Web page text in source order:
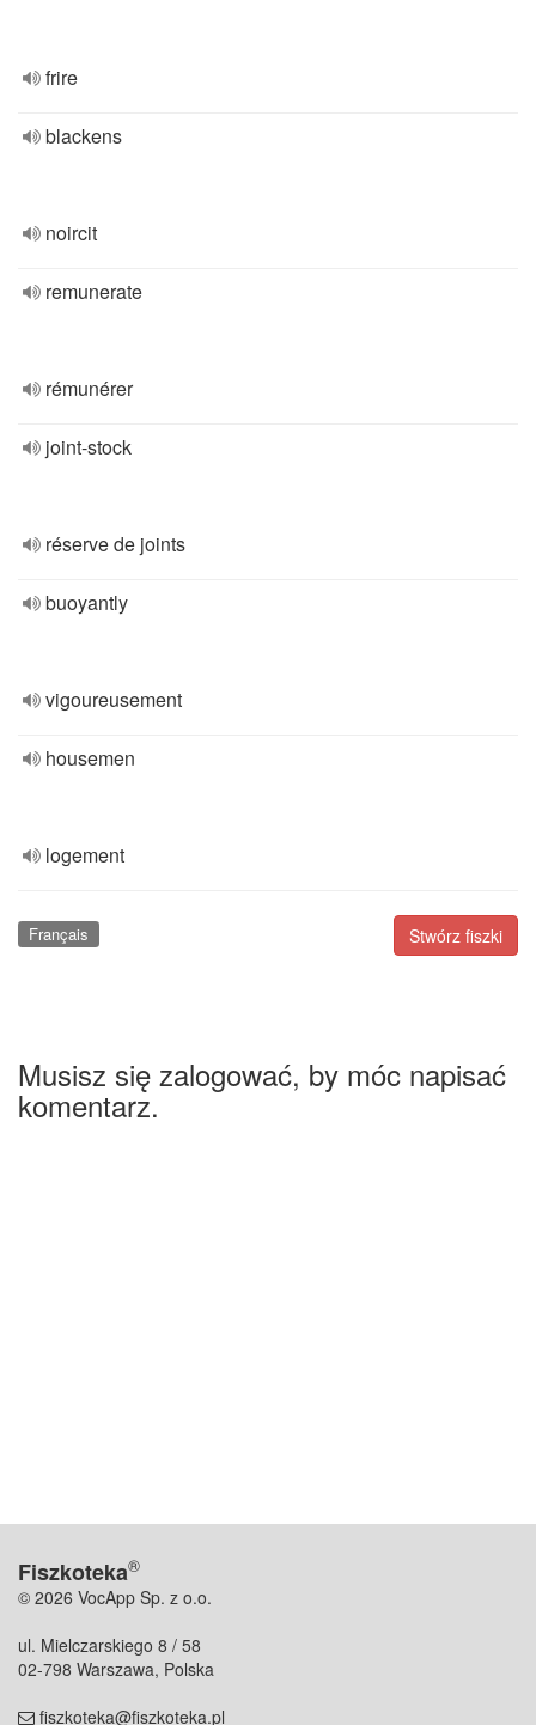
frire
blackens
noircit
remunerate
rémunérer
joint-stock
réserve de joints
buoyantly
vigoureusement
housemen
logement
Stwórz fiszki
Français
Musisz się zalogować, by móc napisać
komentarz.
Fiszkoteka®
© 2026 VocApp Sp. z o.o.
ul. Mielczarskiego 8 / 58
02-798 Warszawa, Polska
fiszkoteka@fiszkoteka.pl